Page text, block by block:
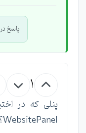
پاسخ در 1393/02/27 توسط
1
WebsitePanel؟